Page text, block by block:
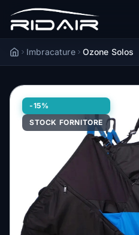
AccueilImbracature Ozone Solos
-15%
STOCK FORNITORE